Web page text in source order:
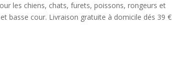
les chiens, chats, furets, poissons, rongeurs et
basse cour. Livraison gratuite à domicile dés 39 €